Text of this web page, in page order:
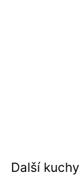
Další